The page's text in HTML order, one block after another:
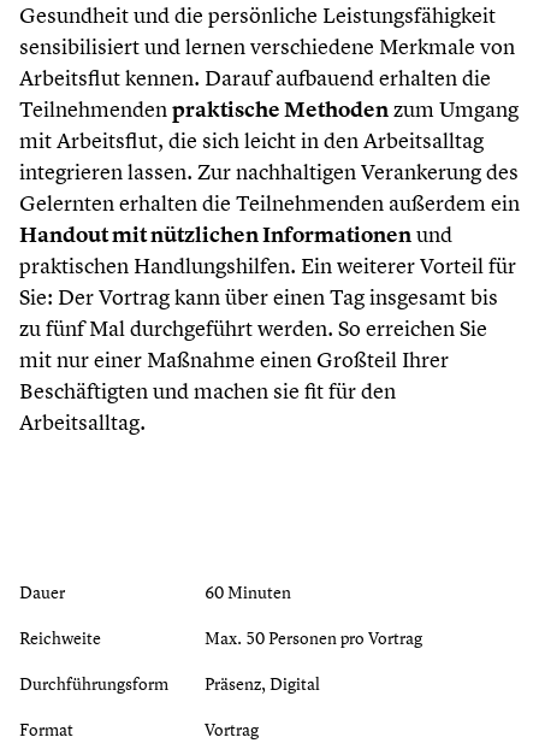
Gesundheit und die persönliche Leistungsfähigkeit
sensibilisiert und lernen verschiedene Merkmale von
Arbeitsflut kennen. Darauf aufbauend erhalten die
Teilnehmendenpraktische Methodenzum Umgang
mit Arbeitsflut, die sich leicht in den Arbeitsalltag
integrieren lassen. Zur nachhaltigen Verankerung des
Gelernten erhalten die Teilnehmenden außerdem ein
Handout mit nützlichen Informationenund
praktischen Handlungshilfen. Ein weiterer Vorteil für
Sie: Der Vortrag kann über einen Tag insgesamt bis
zu fünf Mal durchgeführt werden. So erreichen Sie
mit nur einer Maßnahme einen Großteil Ihrer
Beschäftigten und machen sie fit für den
Arbeitsalltag.
Dauer
60 Minuten
Reichweite
Max. 50 Personen pro Vortrag
Durchführungsform
Präsenz, Digital
Format
Vortrag